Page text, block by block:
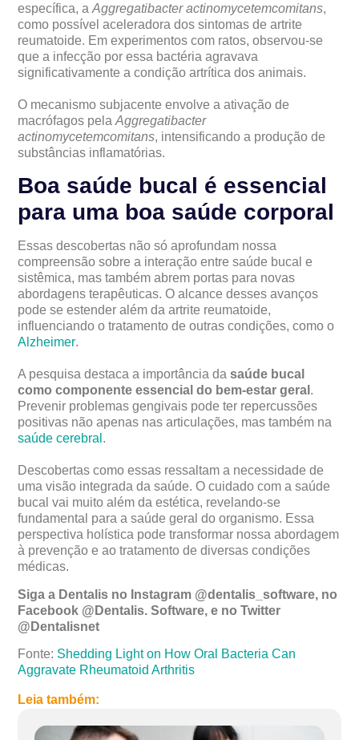
específica, aAggregatibacter actinomycetemcomitans,
como possível aceleradora dos sintomas de artrite
reumatoide. Em experimentos com ratos, observou-se
que a infecção por essa bactéria agravava
significativamente a condição artrítica dos animais.
O mecanismo subjacente envolve a ativação de
macrófagos pelaAggregatibacter
actinomycetemcomitans, intensificando a produção de
substâncias inflamatórias.
Boa saúde bucal é essencial
para uma boa saúde corporal
Essas descobertas não só aprofundam nossa
compreensão sobre a interação entre saúde bucal e
sistêmica, mas também abrem portas para novas
abordagens terapêuticas. O alcance desses avanços
pode se estender além da artrite reumatoide,
influenciando o tratamento de outras condições, como o
Alzheimer.
A pesquisa destaca a importância dasaúde bucal
como componente essencial do bem-estar geral .
Prevenir problemas gengivais pode ter repercussões
positivas não apenas nas articulações, mas também na
saúde cerebral .
Descobertas como essas ressaltam a necessidade de
uma visão integrada da saúde. O cuidado com a saúde
bucal vai muito além da estética, revelando-se
fundamental para a saúde geral do organismo. Essa
perspectiva holística pode transformar nossa abordagem
à prevenção e ao tratamento de diversas condições
médicas.
Siga a Dentalis no Instagram @dentalis_software, no
Facebook @Dentalis. Software, e no Twitter
@Dentalisnet
Fonte: Shedding Light on How Oral Bacteria Can
Aggravate Rheumatoid Arthritis
Leia também: